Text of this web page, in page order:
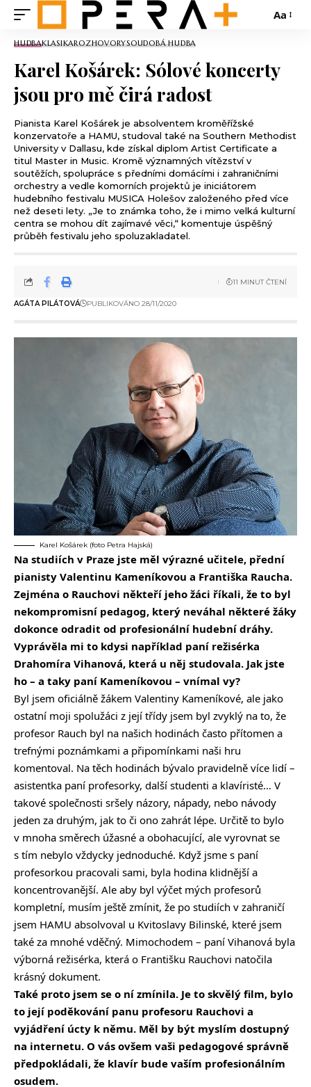
Aa
HUDBAKLASIKAROZHOVORYSOUDOBÁ HUDBA
Karel Košárek: Sólové koncerty
jsou pro mě čirá radost
Pianista Karel Košárek je absolventem kroměřížské
konzervatoře a HAMU, studoval také na Southern Methodist
University v Dallasu, kde získal diplom Artist Certificate a
titul Master in Music. Kromě významných vítězství v
soutěžích, spolupráce s předními domácími i zahraničními
orchestry a vedle komorních projektů je iniciátorem
hudebního festivalu MUSICA Holešov založeného před více
než deseti lety. „Je to známka toho, že i mimo velká kulturní
centra se mohou dít zajímavé věci,“ komentuje úspěšný
průběh festivalu jeho spoluzakladatel.
AGÁTA PILÁTOVÁ PUBLIKOVÁNO 28/11/2020
11 MINUT ČTENÍ
Karel Košárek (foto Petra Hajská)
Na studiích v Praze jste měl výrazné učitele, přední
pianisty Valentinu Kameníkovou a Františka Raucha.
Zejména o Rauchovi někteří jeho žáci říkali, že to byl
nekompromisní pedagog, který neváhal některé žáky
dokonce odradit od profesionální hudební dráhy.
Vyprávěla mi to kdysi například paní režisérka
Drahomíra Vihanová, která u něj studovala. Jak jste
ho – a taky paní Kameníkovou – vnímal vy?
Byl jsem oficiálně žákem Valentiny Kameníkové, ale jako
ostatní moji spolužáci z její třídy jsem byl zvyklý na to, že
profesor Rauch byl na našich hodinách často přítomen a
trefnými poznámkami a připomínkami naši hru
komentoval. Na těch hodinách bývalo pravidelně více lidí –
asistentka paní profesorky, další studenti a klavíristé… V
takové společnosti sršely názory, nápady, nebo návody
jeden za druhým, jak to či ono zahrát lépe. Určitě to bylo
v mnoha směrech úžasné a obohacující, ale vyrovnat se
s tím nebylo vždycky jednoduché. Když jsme s paní
profesorkou pracovali sami, byla hodina klidnější a
koncentrovanější. Ale aby byl výčet mých profesorů
kompletní, musím ještě zmínit, že po studiích v zahraničí
jsem HAMU absolvoval u Kvitoslavy Bilinské, které jsem
také za mnohé vděčný. Mimochodem – paní Vihanová byla
výborná režisérka, která o Františku Rauchovi natočila
krásný dokument.
Také proto jsem se o ní zmínila. Je to skvělý film, bylo
to její poděkování panu profesoru Rauchovi a
vyjádření úcty k němu. Měl by být myslím dostupný
na internetu. O vás ovšem vaši pedagogové správně
předpokládali, že klavír bude vaším profesionálním
osudem.